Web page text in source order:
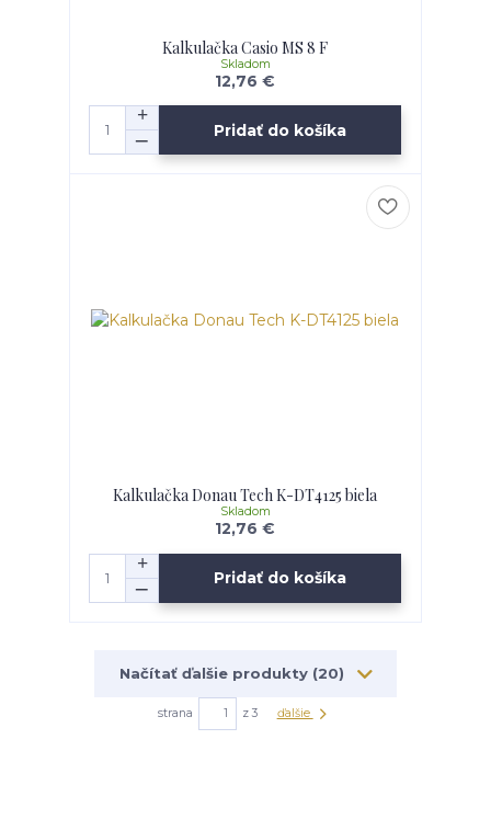
Kalkulačka Casio MS 8 F
12,76 €
Skladom
Pridať do košíka
Kalkulačka Donau Tech K-DT4125 biela
12,76 €
Skladom
Pridať do košíka
Načítať ďalšie produkty (20)
strana z 3 ďalšie